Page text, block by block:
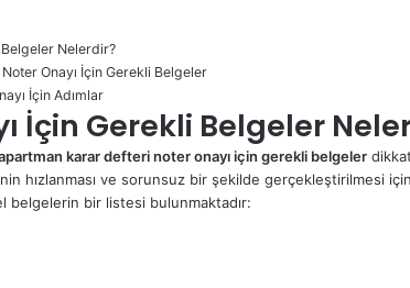
Belgeler Nelerdir?
Onayı İçin Gerekli Belgeler
İçin Adımlar
İçin Gerekli Belgeler
karar defteri noter onayı için gerekli belgeler
hızlanması ve sorunsuz bir şekilde gerçekleştirilmesi
belgelerin bir listesi bulunmaktadır: